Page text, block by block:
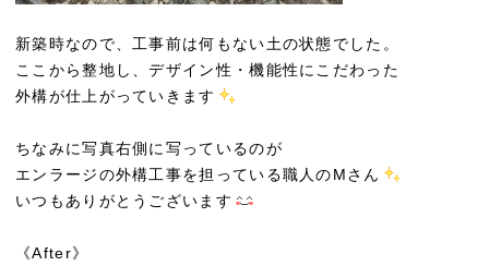
新築時なので、工事前は何もない土の状態でした。
ここから整地し、デザイン性・機能性にこだわった
外構が仕上がっていきます
ちなみに写真右側に写っているのが
エンラージの外構工事を担っている職人のMさん
いつもありがとうございます
《After》